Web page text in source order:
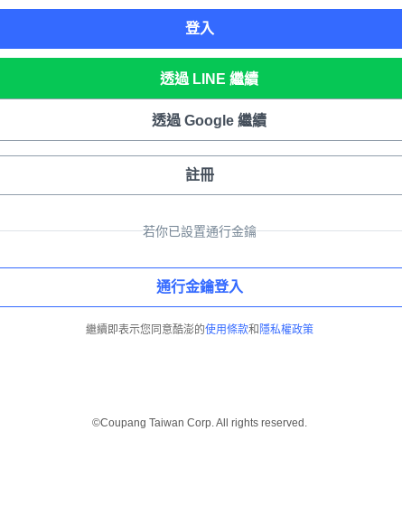
登入
透過 LINE 繼續
透過 Google 繼續
註冊
若你已設置通行金鑰
通行金鑰登入
繼續即表示您同意酷澎的使用條款和 隱私權政策
©Coupang Taiwan Corp. All rights reserved.